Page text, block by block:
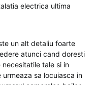
electrica ultima
un alt detaliu foarte
atunci cand doresti
tale si in
sa locuiasca in